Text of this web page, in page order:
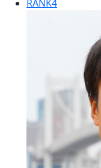
RANK4